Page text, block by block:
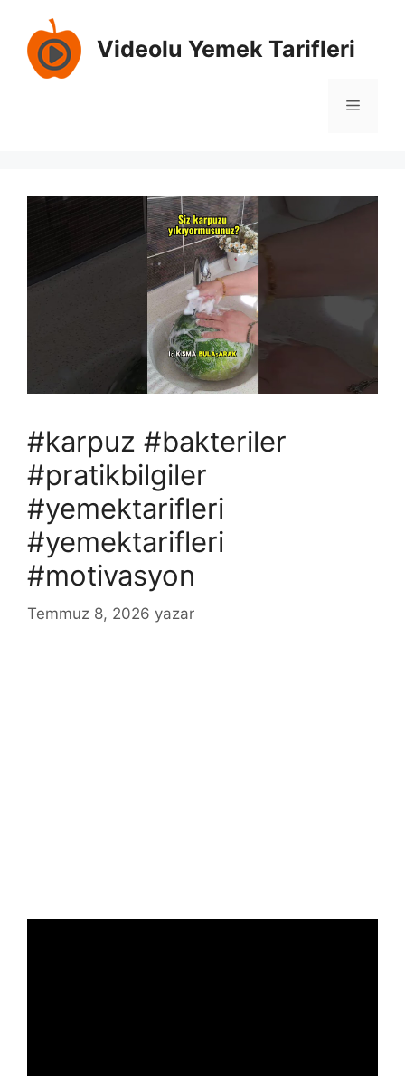
Videolu Yemek Tarifleri
Menü
#karpuz #bakteriler
#pratikbilgiler
#yemektarifleri
#yemektarifleri
#motivasyon
Temmuz 8, 2026 yazar